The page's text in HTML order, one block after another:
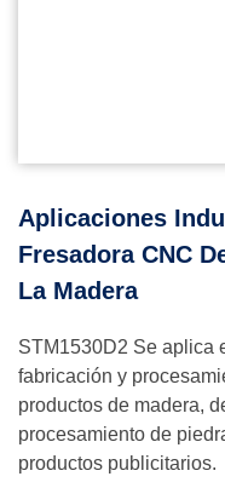
Aplicaciones
Fresadora CNC
La Madera
STM1530D2 Se aplica
fabricación y
productos de madera,
procesamiento de
productos publicitarios.